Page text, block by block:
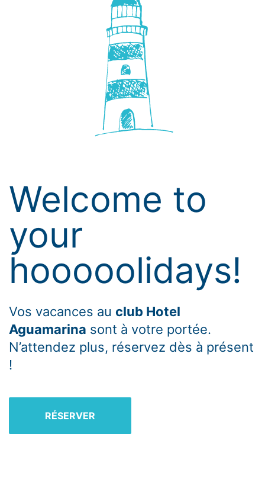
Welcome to
your
hooooolidays!
Vos vacances au club Hotel
Aguamarina sont à votre portée.
N’attendez plus, réservez dès à présent
!
RÉSERVER